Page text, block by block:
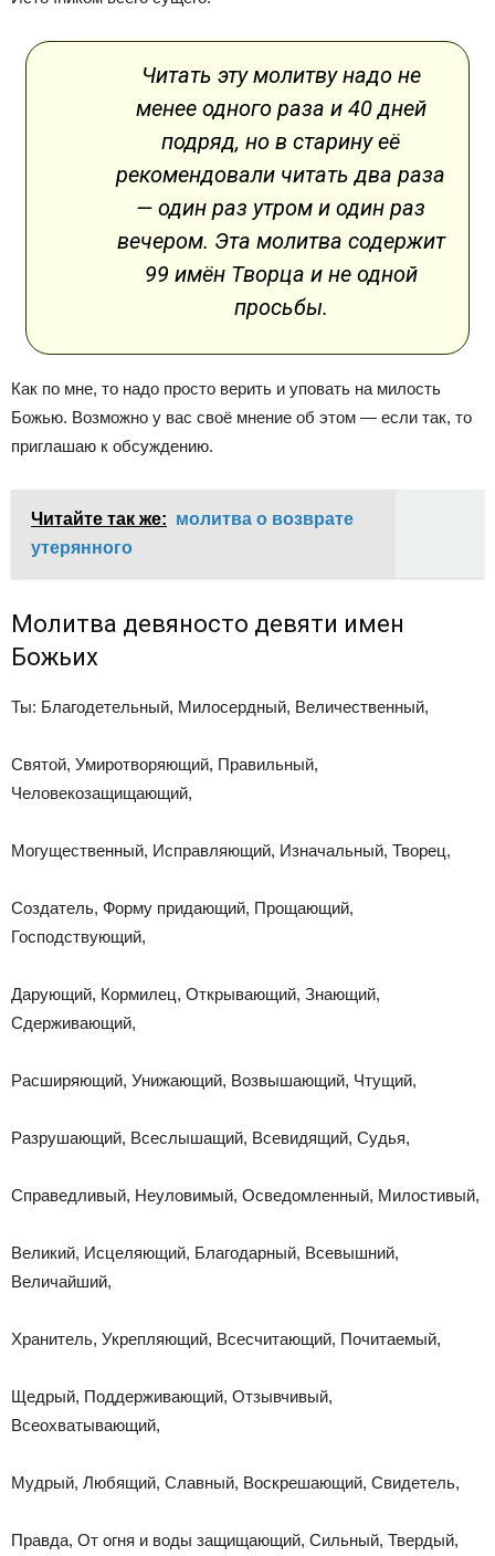
Читать эту молитву надо не
менее одного раза и 40 дней
подряд, но в старину её
рекомендовали читать два раза
— один раз утром и один раз
вечером. Эта молитва содержит
99 имён Творца и не одной
просьбы.
Как по мне, то надо просто верить и уповать на милость
Божью. Возможно у вас своё мнение об этом — если так, то
приглашаю к обсуждению.
Читайте так же: молитва о возврате
утерянного
Молитва девяносто девяти имен
Божьих
Ты: Благодетельный, Милосердный, Величественный,
Святой, Умиротворяющий, Правильный,
Человекозащищающий,
Могущественный, Исправляющий, Изначальный, Творец,
Создатель, Форму придающий, Прощающий,
Господствующий,
Дарующий, Кормилец, Открывающий, Знающий,
Сдерживающий,
Расширяющий, Унижающий, Возвышающий, Чтущий,
Разрушающий, Всеслышащий, Всевидящий, Судья,
Справедливый, Неуловимый, Осведомленный, Милостивый,
Великий, Исцеляющий, Благодарный, Всевышний,
Величайший,
Хранитель, Укрепляющий, Всесчитающий, Почитаемый,
Щедрый, Поддерживающий, Отзывчивый,
Всеохватывающий,
Мудрый, Любящий, Славный, Воскрешающий, Свидетель,
Правда, От огня и воды защищающий, Сильный, Твердый,